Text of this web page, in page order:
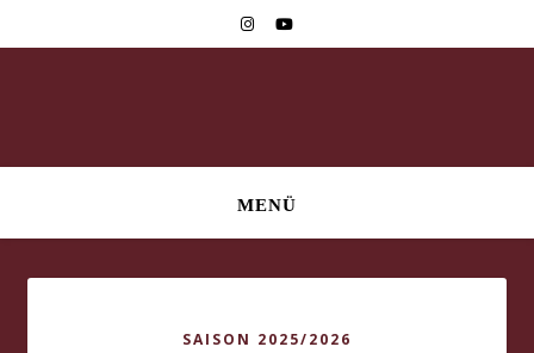
MENÜ
SAISON 2025/2026